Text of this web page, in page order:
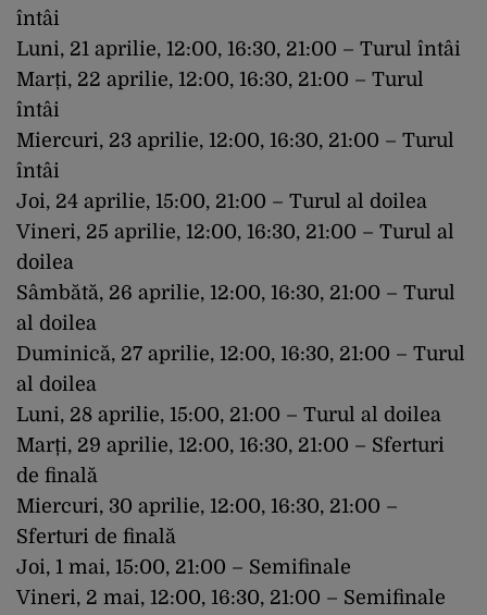
întâi
Luni, 21 aprilie, 12:00, 16:30, 21:00 – Turul întâi
Marți, 22 aprilie, 12:00, 16:30, 21:00 – Turul
întâi
Miercuri, 23 aprilie, 12:00, 16:30, 21:00 – Turul
întâi
Joi, 24 aprilie, 15:00, 21:00 – Turul al doilea
Vineri, 25 aprilie, 12:00, 16:30, 21:00 – Turul al
doilea
Sâmbătă, 26 aprilie, 12:00, 16:30, 21:00 – Turul
al doilea
Duminică, 27 aprilie, 12:00, 16:30, 21:00 – Turul
al doilea
Luni, 28 aprilie, 15:00, 21:00 – Turul al doilea
Marți, 29 aprilie, 12:00, 16:30, 21:00 – Sferturi
de finală
Miercuri, 30 aprilie, 12:00, 16:30, 21:00 –
Sferturi de finală
Joi, 1 mai, 15:00, 21:00 – Semifinale
Vineri, 2 mai, 12:00, 16:30, 21:00 – Semifinale